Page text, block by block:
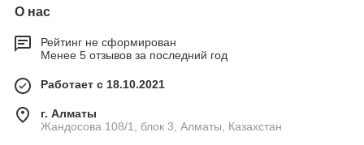
О нас
Рейтинг не сформирован
Менее 5 отзывов за последний год
Работает с 18.10.2021
г. Алматы
Жандосова 108/1, блок 3, Алматы, Казахстан